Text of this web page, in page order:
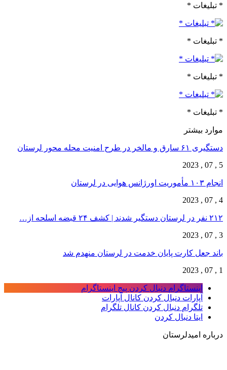
* تبلیغات *
* تبلیغات *
* تبلیغات *
* تبلیغات *
موارد بیشتر
دستگیری ۶۱ سارق و مالخر در طرح امنیت محله محور لرستان
5 , 07 , 2023
انجام ۱۰۳ مأموریت اورژانس هوایی در لرستان
4 , 07 , 2023
۲۱۲ نفر در لرستان دستگیر شدند | کشف ۲۴ قبضه اسلحه از…
3 , 07 , 2023
باند جعل کارت پایان خدمت در لرستان منهدم شد
1 , 07 , 2023
اینستاگرام دنبال کردن پیج اینستاگرام
آپارات دنبال کردن کانال آپارات
تلگرام دنبال کردن کانال تلگرام
ایتا دنبال کردن
درباره امیدلرستان